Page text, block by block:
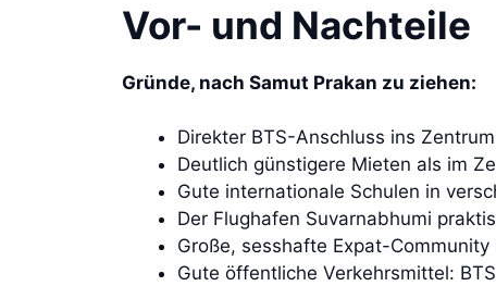
Vor- und Nachteile
Gründe, nach Samut Prakan zu ziehen:
Direkter BTS-Anschluss ins
Deutlich günstigere Mieten als im
Gute internationale Schulen in
Der Flughafen Suvarnabhumi
Große, sesshafte Expat-
Gute öffentliche Verkehrsmittel: